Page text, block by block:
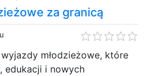
za granicą
młodzieżowe, które
edukacji i nowych